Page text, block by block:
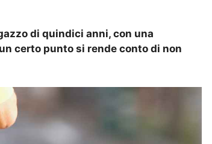
di quindici anni, con una
certo punto si rende conto di non